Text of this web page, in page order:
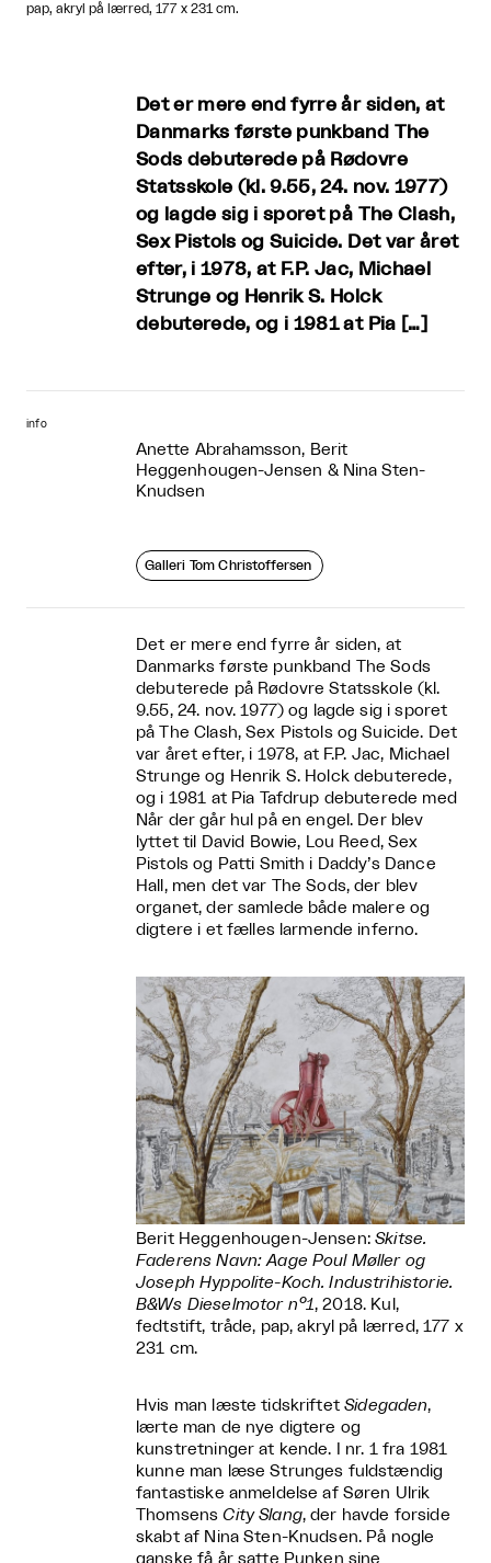
pap, akryl på lærred, 177 x 231 cm.
Det er mere end fyrre år siden, at
Danmarks første punkband The
Sods debuterede på Rødovre
Statsskole (kl. 9.55, 24. nov. 1977)
og lagde sig i sporet på The Clash,
Sex Pistols og Suicide. Det var året
efter, i 1978, at F.P. Jac, Michael
Strunge og Henrik S. Holck
debuterede, og i 1981 at Pia […]
info
Anette Abrahamsson, Berit
Heggenhougen-Jensen & Nina Sten-
Knudsen
Galleri Tom Christoffersen
Det er mere end fyrre år siden, at
Danmarks første punkband The Sods
debuterede på Rødovre Statsskole (kl.
9.55, 24. nov. 1977) og lagde sig i sporet
på The Clash, Sex Pistols og Suicide. Det
var året efter, i 1978, at F.P. Jac, Michael
Strunge og Henrik S. Holck debuterede,
og i 1981 at Pia Tafdrup debuterede med
Når der går hul på en engel. Der blev
lyttet til David Bowie, Lou Reed, Sex
Pistols og Patti Smith i Daddy’s Dance
Hall, men det var The Sods, der blev
organet, der samlede både malere og
digtere i et fælles larmende inferno.
Berit Heggenhougen-Jensen:Skitse.
Faderens Navn: Aage Poul Møller og
Joseph Hyppolite-Koch. Industrihistorie.
B&Ws Dieselmotor n°1, 2018. Kul,
fedtstift, tråde, pap, akryl på lærred, 177 x
231 cm.
Hvis man læste tidskriftetSidegaden,
lærte man de nye digtere og
kunstretninger at kende. I nr. 1 fra 1981
kunne man læse Strunges fuldstændig
fantastiske anmeldelse af Søren Ulrik
ThomsensCity Slang, der havde forside
skabt af Nina Sten-Knudsen. På nogle
ganske få år satte Punken sine